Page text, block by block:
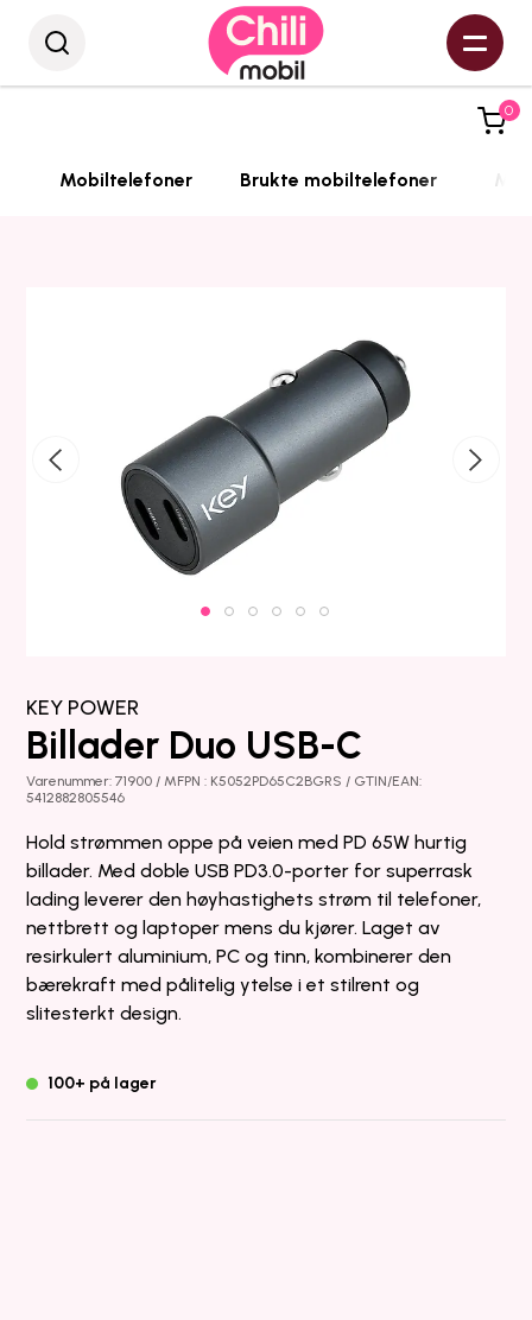
0
Mobiltelefoner Brukte mobiltelefoner
KEY POWER
Billader Duo USB-C
Varenummer: 71900 / MFPN : K5052PD65C2BGRS / GTIN/EAN:
5412882805546
Hold strømmen oppe på veien med PD 65W hurtig
billader. Med doble USB PD3.0-porter for superrask
lading leverer den høyhastighets strøm til telefoner,
nettbrett og laptoper mens du kjører. Laget av
resirkulert aluminium, PC og tinn, kombinerer den
bærekraft med pålitelig ytelse i et stilrent og
slitesterkt design.
100+ på lager